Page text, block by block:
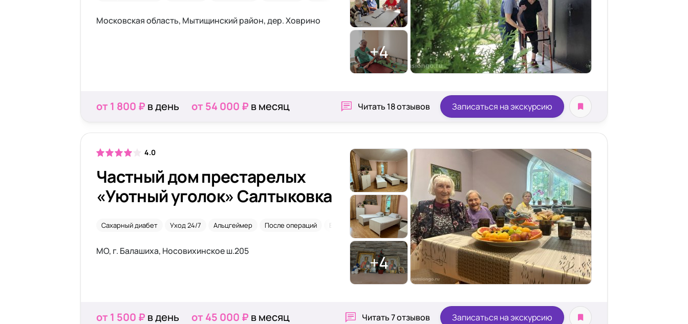
Московская область, Мытищинский район, дер. Ховрино
+4
от 1 800 ₽ в день от 54 000 ₽ в месяц Читать 18 отзывов Записаться на экскурсию
4.0
Частный дом престарелых
«Уютный уголок» Салтыковка
Сахарный диабет Уход 24/7 Альцгеймер После операций Временное размещение После травм
МО, г. Балашиха, Носовихинское ш.205
+4
от 1 500 ₽ в день от 45 000 ₽ в месяц Читать7 отзывов Записаться на экскурсию